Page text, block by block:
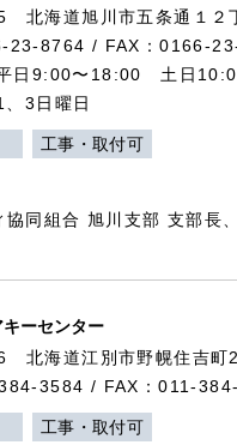
北海道旭川市五条通１２
23-8764 / FAX：0166-
日9:00〜18:00 土日
、3日曜日
工事・取付可
同組合 旭川支部 支部長
キーセンター
北海道江別市野幌住吉町
3584 / FAX：011-
工事・取付可